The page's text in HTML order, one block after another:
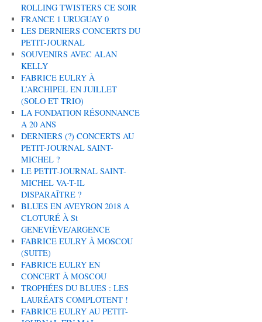
ROLLING TWISTERS CE SOIR
FRANCE 1 URUGUAY 0
LES DERNIERS CONCERTS DU
PETIT-JOURNAL
SOUVENIRS AVEC ALAN
KELLY
FABRICE EULRY À
L’ARCHIPEL EN JUILLET
(SOLO ET TRIO)
LA FONDATION RÉSONNANCE
A 20 ANS
DERNIERS (?) CONCERTS AU
PETIT-JOURNAL SAINT-
MICHEL ?
LE PETIT-JOURNAL SAINT-
MICHEL VA-T-IL
DISPARAÎTRE ?
BLUES EN AVEYRON 2018 A
CLOTURÉ À St
GENEVIÈVE/ARGENCE
FABRICE EULRY À MOSCOU
(SUITE)
FABRICE EULRY EN
CONCERT À MOSCOU
TROPHÉES DU BLUES : LES
LAURÉATS COMPLOTENT !
FABRICE EULRY AU PETIT-